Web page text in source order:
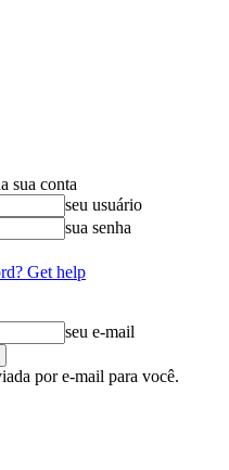
sua conta
seu usuário
sua senha
Get help
seu e-mail
por e-mail para você.